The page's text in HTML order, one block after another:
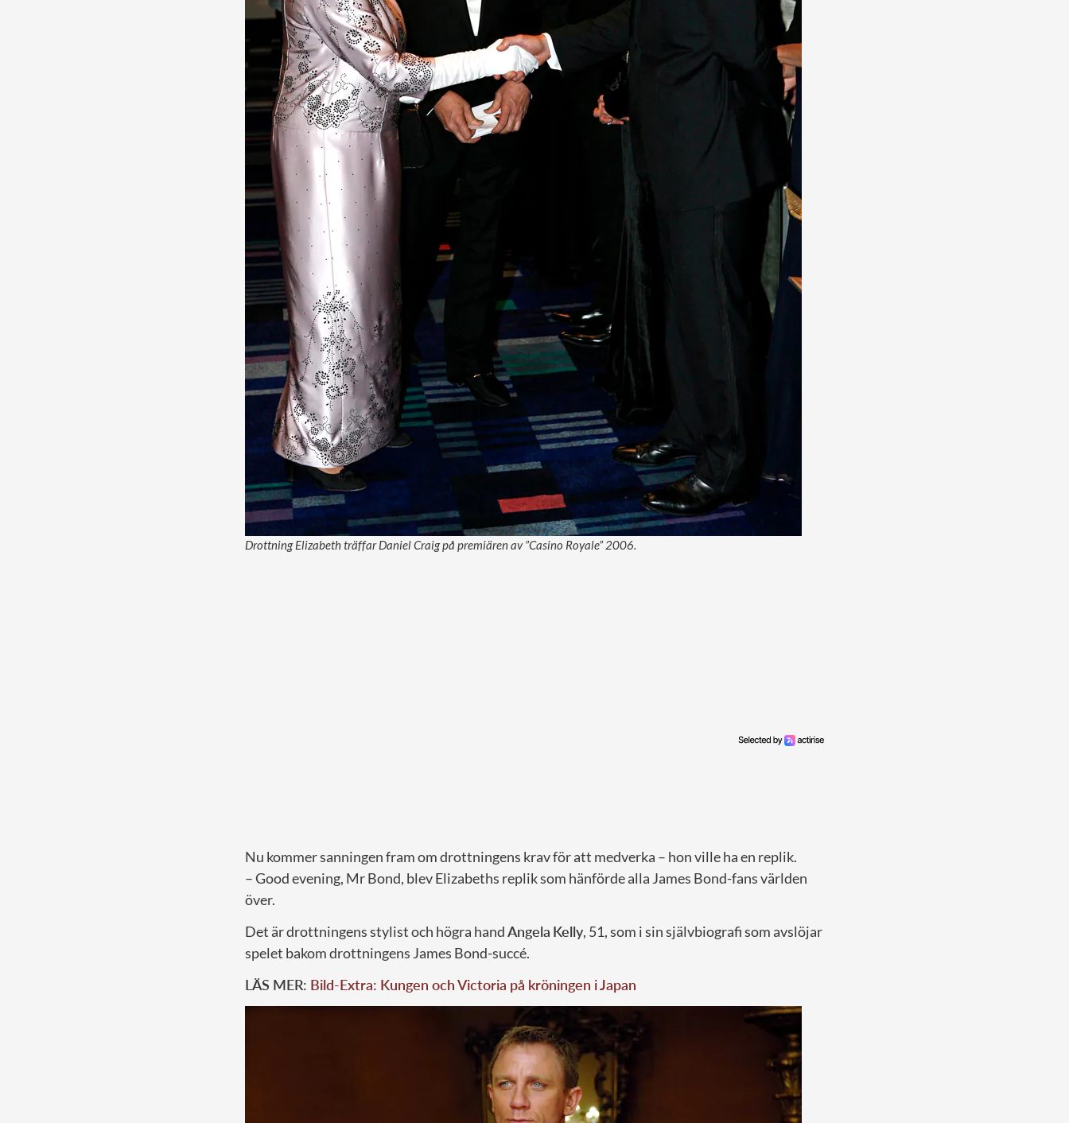
Drottning Elizabeth träffar Daniel Craig på premiären av ”Casino Royale” 2006.
Nu kommer sanningen fram om drottningens krav för att medverka – hon ville ha en replik.
– Good evening, Mr Bond, blev Elizabeths replik som hänförde alla James Bond-fans världen
över.
Det är drottningens stylist och högra handAngela Kelly, 51, som i sin självbiografi som avslöjar
spelet bakom drottningens James Bond-succé.
LÄS MER: Bild-Extra: Kungen och Victoria på kröningen i Japan